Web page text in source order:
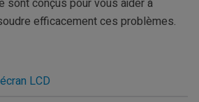
efficacement ces problèmes.
LCD